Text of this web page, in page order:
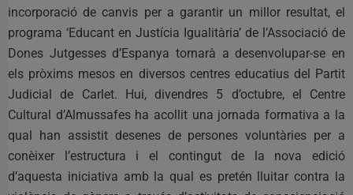
incorporació de canvis per a garantir un millor resultat, el
programa ‘Educant en Justícia Igualitària’ de l’Associació de
Dones Jutgesses d’Espanya tornarà a desenvolupar-se en
els pròxims mesos en diversos centres educatius del Partit
Judicial de Carlet. Hui, divendres 5 d’octubre, el Centre
Cultural d’Almussafes ha acollit una jornada formativa a la
qual han assistit desenes de persones voluntàries per a
conèixer l’estructura i el contingut de la nova edició
d’aquesta iniciativa amb la qual es pretén lluitar contra la